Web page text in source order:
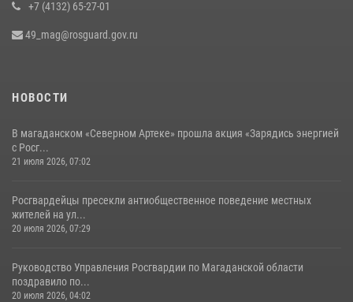
+7 (4132) 65-27-01
49_mag@rosguard.gov.ru
НОВОСТИ
В магаданском «Северном Артеке» прошла акция «Зарядись энергией
с Росг...
21 июля 2026, 07:02
Росгвардейцы пресекли антиобщественное поведение местных
жителей на ул...
20 июля 2026, 07:29
Руководство Управления Росгвардии по Магаданской области
поздравило по...
20 июля 2026, 04:02